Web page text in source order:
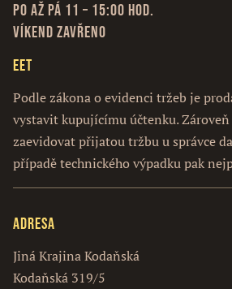
Po až Pá 11 – 15:00 hod.
Víkend zavřeno
EET
Podle zákona o evidenci tržeb je
vystavit kupujícímu účtenku.
zaevidovat přijatou tržbu u správce
případě technického výpadku pak
Adresa
Jiná Krajina Kodaňská
Kodaňská 319/5